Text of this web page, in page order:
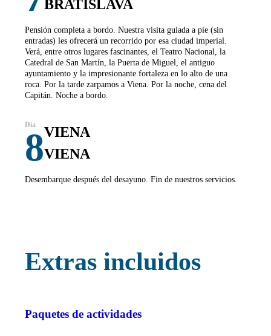
BRATISLAVA
Pensión completa a bordo. Nuestra visita guiada a pie (sin
entradas) les ofrecerá un recorrido por esa ciudad imperial.
Verá, entre otros lugares fascinantes, el Teatro Nacional, la
Catedral de San Martín, la Puerta de Miguel, el antiguo
ayuntamiento y la impresionante fortaleza en lo alto de una
roca. Por la tarde zarpamos a Viena. Por la noche, cena del
Capitán. Noche a bordo.
8VIENA
VIENA
Desembarque después del desayuno. Fin de nuestros servicios.
Extras incluidos
Paquetes de actividades